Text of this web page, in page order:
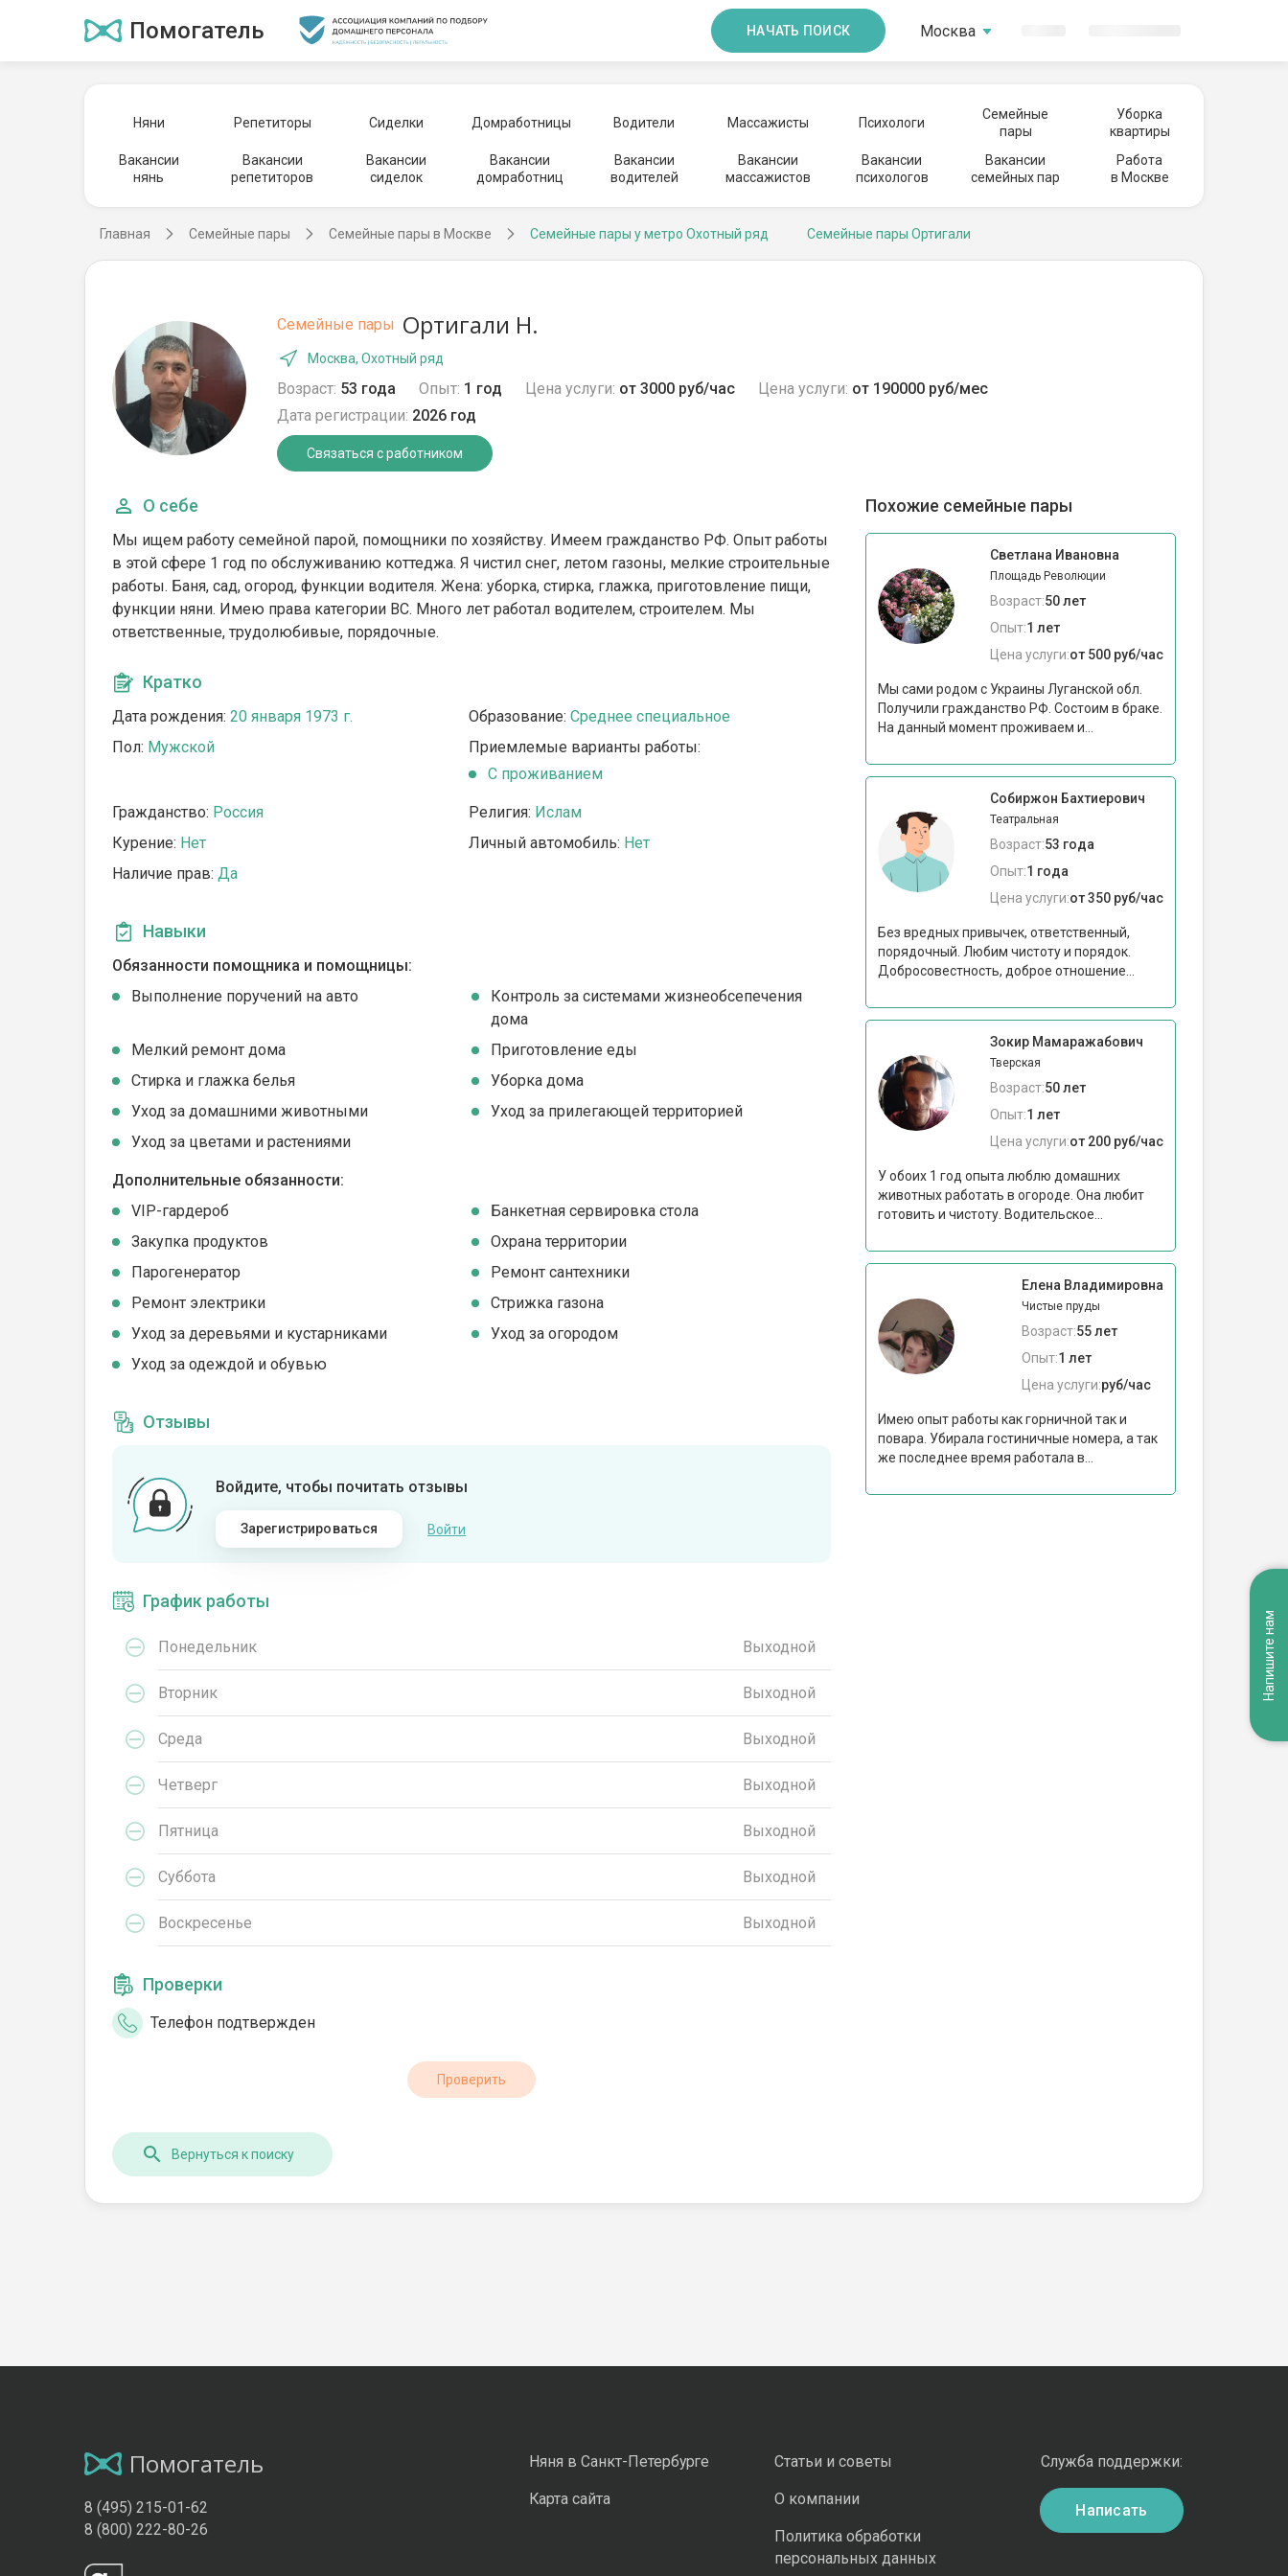
Помогатель НАЧАТЬ ПОИСК Москва
Няни Репетиторы Сиделки Домработницы Водители Массажисты Психологи
Семейные
пары
Уборка
квартиры
Вакансии
нянь
Вакансии
репетиторов
Вакансии
сиделок
Вакансии
домработниц
Вакансии
водителей
Вакансии
массажистов
Вакансии
психологов
Вакансии
семейных пар
Работа
в Москве
Главная Семейные пары Семейные пары в Москве Семейные пары у метро Охотный ряд Семейные пары Ортигали
Семейные пары Ортигали Н.
Москва, Охотный ряд
Возраст: 53 года Опыт: 1 год Цена услуги: от 3000 руб/час Цена услуги: от 190000 руб/мес
Дата регистрации: 2026 год
Связаться с работником
О себе
Мы ищем работу семейной парой, помощники по хозяйству. Имеем гражданство РФ. Опыт работы
в этой сфере 1 год по обслуживанию коттеджа. Я чистил снег, летом газоны, мелкие строительные
работы. Баня, сад, огород, функции водителя. Жена: уборка, стирка, глажка, приготовление пищи,
функции няни. Имею права категории ВС. Много лет работал водителем, строителем. Мы
ответственные, трудолюбивые, порядочные.
Кратко
Дата рождения: 20 января 1973 г. Образование: Среднее специальное
Пол: Мужской
Приемлемые варианты работы:
C проживанием
Гражданство: Россия Религия: Ислам
Курение: Нет Личный автомобиль: Нет
Наличие прав: Да
Навыки
Обязанности помощника и помощницы:
Выполнение поручений на авто
Контроль за системами жизнеобсепечения
дома
Мелкий ремонт дома
Приготовление еды
Стирка и глажка белья
Уборка дома
Уход за домашними животными
Уход за прилегающей территорией
Уход за цветами и растениями
Дополнительные обязанности:
VIP-гардероб
Банкетная сервировка стола
Закупка продуктов
Охрана территории
Парогенератор
Ремонт сантехники
Ремонт электрики
Стрижка газона
Уход за деревьями и кустарниками
Уход за огородом
Уход за одеждой и обувью
Отзывы
Войдите, чтобы почитать отзывы
Зарегистрироваться Войти
График работы
Понедельник Выходной
Вторник Выходной
Среда Выходной
Четверг Выходной
Пятница Выходной
Суббота Выходной
Воскресенье Выходной
Проверки
Телефон подтвержден
Проверить
Похожие семейные пары
Светлана Ивановна
Площадь Революции
Возраст:50 лет
Опыт:1 лет
Цена услуги:от 500 руб/час
Мы сами родом с Украины Луганской обл.
Получили гражданство РФ. Состоим в браке.
На данный момент проживаем и...
Собиржон Бахтиерович
Театральная
Возраст:53 года
Опыт:1 года
Цена услуги:от 350 руб/час
Без вредных привычек, ответственный,
порядочный. Любим чистоту и порядок.
Добросовестность, доброе отношение...
Зокир Мамаражабович
Тверская
Возраст:50 лет
Опыт:1 лет
Цена услуги:от 200 руб/час
У обоих 1 год опыта люблю домашних
животных работать в огороде. Она любит
готовить и чистоту. Водительское...
Елена Владимировна
Чистые пруды
Возраст:55 лет
Опыт:1 лет
Цена услуги:руб/час
Имею опыт работы как горничной так и
повара. Убирала гостиничные номера, а так
же последнее время работала в...
Вернуться к поиску
Помогатель
8 (495) 215-01-62
8 (800) 222-80-26
Няня в Санкт-Петербурге
Карта сайта
Статьи и советы
О компании
Политика обработки
персональных данных
Служба поддержки:
Написать
Напишите нам